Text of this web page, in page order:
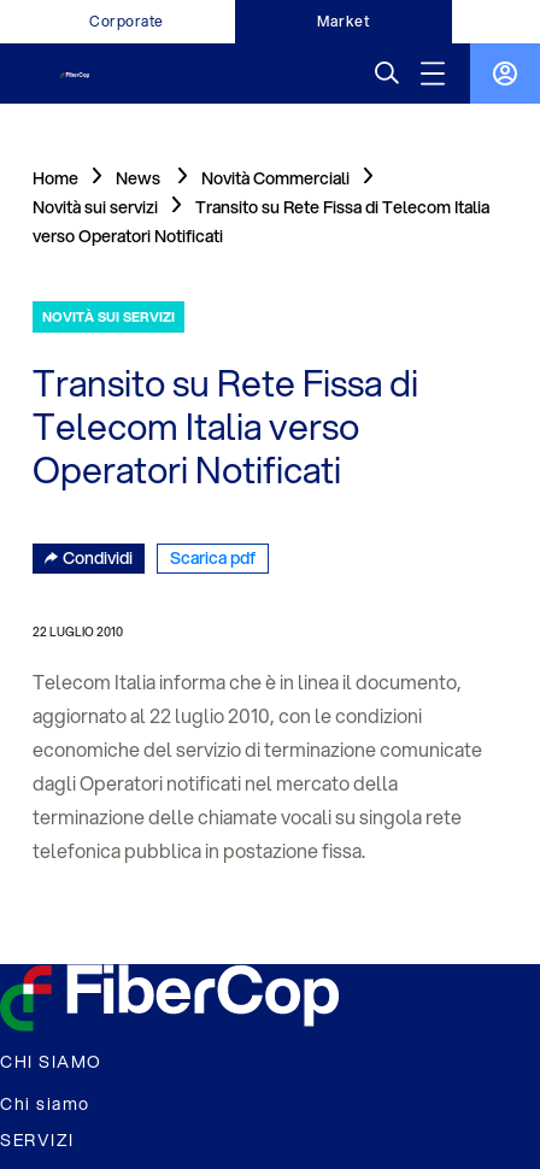
Corporate Market
Home News
Novità Commerciali
Novità sui servizi
Transito su Rete Fissa di Telecom Italia
verso Operatori Notificati
NOVITÀ SUI SERVIZI
Transito su Rete Fissa di
Telecom Italia verso
Operatori Notificati
Condividi Scarica pdf
22 LUGLIO 2010
Telecom Italia informa che è in linea il documento,
aggiornato al 22 luglio 2010, con le condizioni
economiche del servizio di terminazione comunicate
dagli Operatori notificati nel mercato della
terminazione delle chiamate vocali su singola rete
telefonica pubblica in postazione fissa.
CHI SIAMO
Chi siamo
SERVIZI